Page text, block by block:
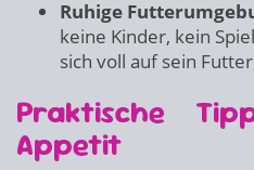
Ruhige
keine Kinder, kein
sich voll auf sein
Praktische
Appetit